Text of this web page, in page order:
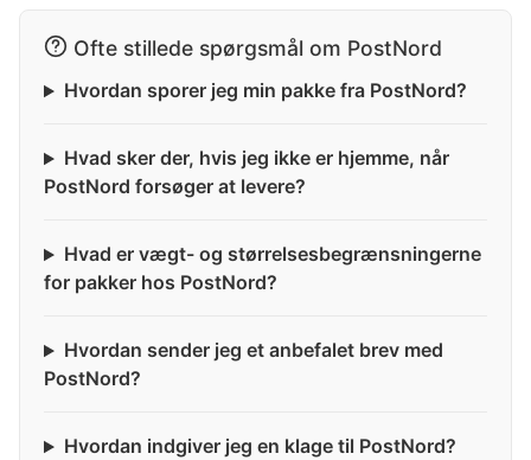
Ofte stillede spørgsmål om PostNord
Hvordan sporer jeg min pakke fra PostNord?
Hvad sker der, hvis jeg ikke er hjemme, når
PostNord forsøger at levere?
Hvad er vægt- og størrelsesbegrænsningerne
for pakker hos PostNord?
Hvordan sender jeg et anbefalet brev med
PostNord?
Hvordan indgiver jeg en klage til PostNord?